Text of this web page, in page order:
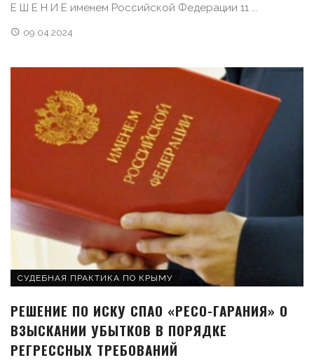
Е Ш Е Н И Е именем Российской Федерации 11 ...
09.04.2024
СУДЕБНАЯ ПРАКТИКА ПО КРЫМУ
РЕШЕНИЕ ПО ИСКУ СПАО «РЕСО-ГАРАНИЯ» О
ВЗЫСКАНИИ УБЫТКОВ В ПОРЯДКЕ
РЕГРЕССНЫХ ТРЕБОВАНИЙ